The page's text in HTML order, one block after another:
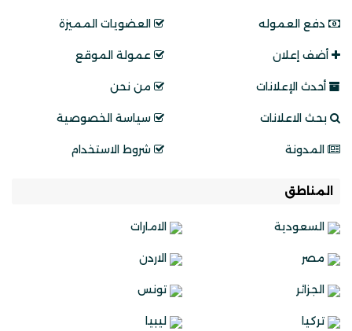
دفع العموله
أضف إعلان
أحدث الإعلانات
بحث الاعلانات
المدونة
العضويات المميزة
عمولة الموقع
من نحن
سياسة الخصوصية
شروط الاستخدام
المناطق
السعودية الامارات
مصر الاردن
الجزائر تونس
تركيا ليبيا